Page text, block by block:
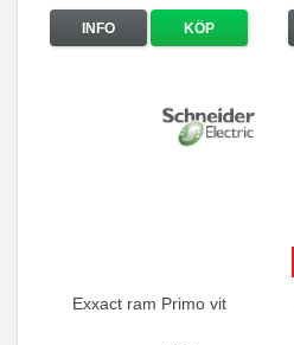
INFO KÖP
Exxact ram Primo vit